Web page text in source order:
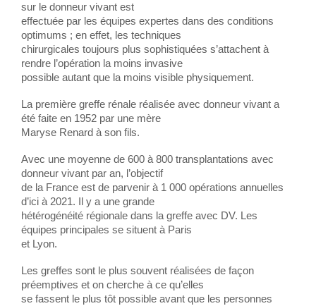
sur le donneur vivant est
effectuée par les équipes expertes dans des conditions
optimums ; en effet, les techniques
chirurgicales toujours plus sophistiquées s’attachent à
rendre l’opération la moins invasive
possible autant que la moins visible physiquement.
La première greffe rénale réalisée avec donneur vivant a
été faite en 1952 par une mère
Maryse Renard à son fils.
Avec une moyenne de 600 à 800 transplantations avec
donneur vivant par an, l’objectif
de la France est de parvenir à 1 000 opérations annuelles
d’ici à 2021. Il y a une grande
hétérogénéité régionale dans la greffe avec DV. Les
équipes principales se situent à Paris
et Lyon.
Les greffes sont le plus souvent réalisées de façon
préemptives et on cherche à ce qu’elles
se fassent le plus tôt possible avant que les personnes